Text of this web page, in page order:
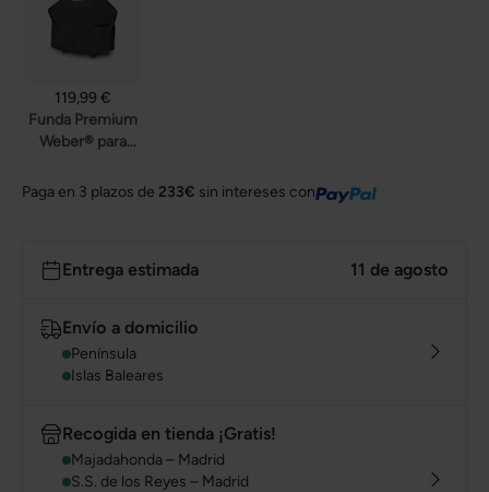
119,99 €
Funda Premium
Weber® para
quemadores)
Paga en 3 plazos de 233€ sin intereses con
Entrega estimada 11 de agosto
Envío a domicilio
Península
Islas Baleares
Recogida en tienda ¡Gratis!
Majadahonda – Madrid
S.S. de los Reyes – Madrid